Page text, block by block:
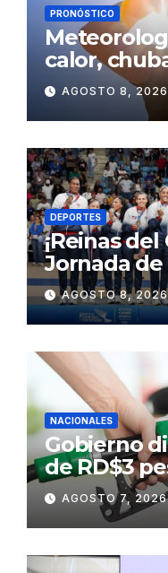
PRONÓSTICO
calor,
Sahara
AGOSTO 8, 2026
DEPORTES
¡Reinas
Jornada
AGOSTO 8,
NACIONALES
Gobierno
de RD$3
premium y
AGOSTO 7,